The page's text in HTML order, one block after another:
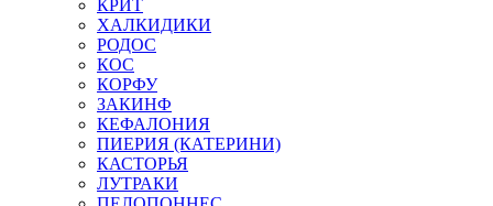
КРИТ
ХАЛКИДИКИ
РОДОС
КОС
КОРФУ
ЗАКИНФ
КЕФАЛОНИЯ
ПИЕРИЯ (КАТЕРИНИ)
КАСТОРЬЯ
ЛУТРАКИ